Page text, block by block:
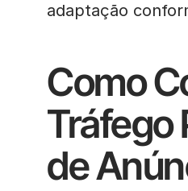
adaptação
Como
Tráfego
de